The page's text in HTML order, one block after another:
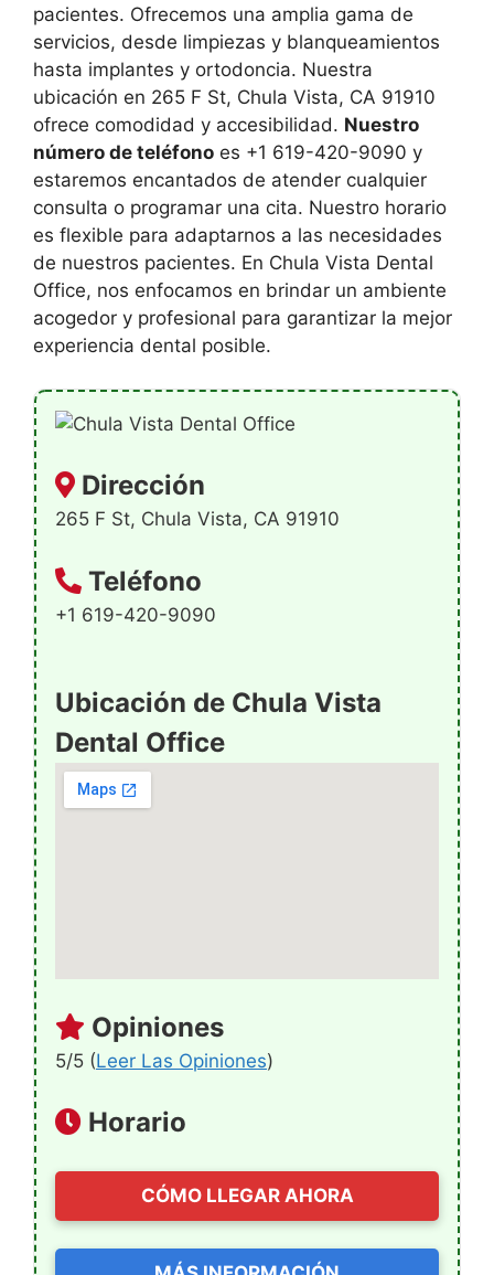
pacientes. Ofrecemos una amplia gama de
servicios, desde limpiezas y blanqueamientos
hasta implantes y ortodoncia. Nuestra
ubicación en 265 F St, Chula Vista, CA 91910
ofrece comodidad y accesibilidad. Nuestro
número de teléfono es +1 619-420-9090 y
estaremos encantados de atender cualquier
consulta o programar una cita. Nuestro horario
es flexible para adaptarnos a las necesidades
de nuestros pacientes. En Chula Vista Dental
Office, nos enfocamos en brindar un ambiente
acogedor y profesional para garantizar la mejor
experiencia dental posible.
Dirección
265 F St, Chula Vista, CA 91910
Teléfono
+1 619-420-9090
Ubicación de Chula Vista
Dental Office
Opiniones
5/5 (Leer Las Opiniones)
Horario
CÓMO LLEGAR AHORA